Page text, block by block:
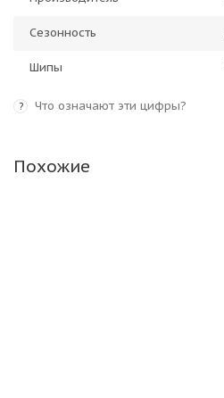
Сезонность
Шипы
? Что означают эти цифры?
Похожие